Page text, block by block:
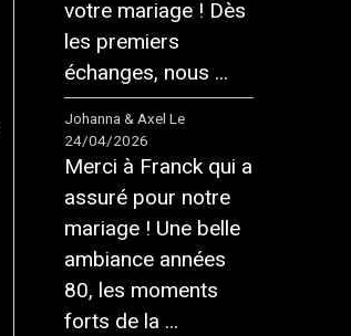
votre mariage ! Dès
les premiers
échanges, nous ...
Johanna & Axel Le
24/04/2026
Merci à Franck qui a
assuré pour notre
mariage ! Une belle
ambiance années
80, les moments
forts de la ...